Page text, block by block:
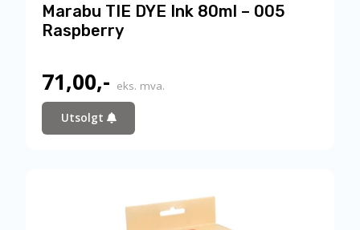
Marabu TIE DYE Ink 80ml – 005
Raspberry
71,00,- eks. mva.
Utsolgt